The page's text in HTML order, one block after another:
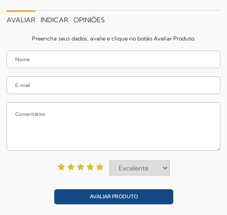
AVALIAR INDICAR OPINIÕES
Preencha seus dados, avalie e clique no botão Avaliar Produto.
AVALIAR PRODUTO